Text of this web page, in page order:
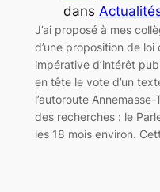
dans
J’ai proposé à mes
d’une proposition de
impérative d’intérêt
en tête le vote d’un
l’autoroute
des recherches : le
les 18 mois environ.